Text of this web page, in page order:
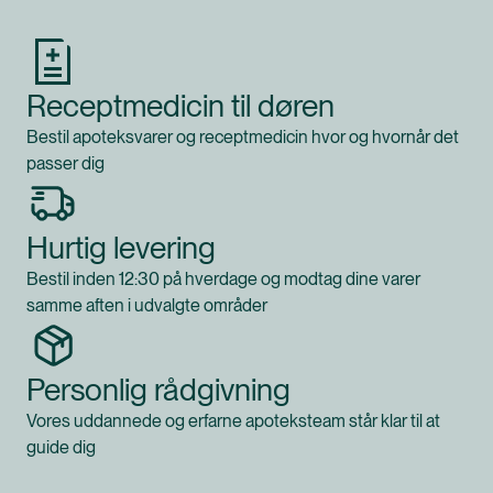
hydroxypropylcellulose, mikrokrystallinsk cellulose,
riboflavin), antiklumpningsmiddel (siliciumdioxid),
overfladebehandlingsmidler (shellak, polysorbat,
polyvinylpyrrolidon).
Opbevaring
Opbevares uden for små børns rækkevidde.
Vær opmærksom på
Bør kun efter aftale med læge eller
sundhedsplejerske anvendes af gravide eller børn
under 11 år.
Kosttilskud bør ikke træde i stedet for en sund og
varieret kost.
Klassificeres som
Receptmedicin til døren
Bestil apoteksvarer og receptmedicin hvor og hvornår det
passer dig
Hurtig levering
Bestil inden 12:30 på hverdage og modtag dine varer
samme aften i udvalgte områder
Personlig rådgivning
Vores uddannede og erfarne apoteksteam står klar til at
guide dig